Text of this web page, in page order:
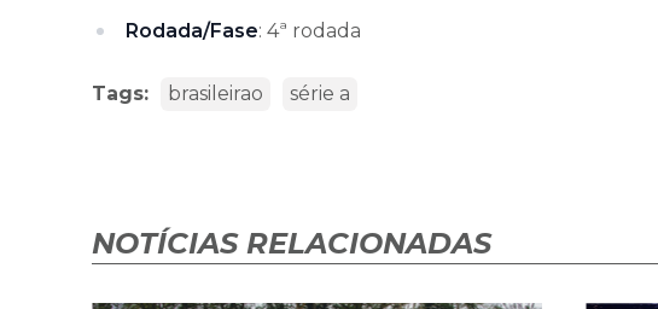
Rodada/Fase: 4ª rodada
Tags: brasileirao série a
NOTÍCIAS RELACIONADAS